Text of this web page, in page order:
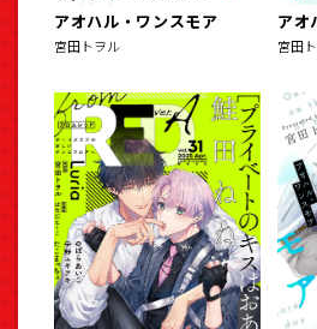
アオハル・ワンスモア
宮田トヲル
アオ
宮田